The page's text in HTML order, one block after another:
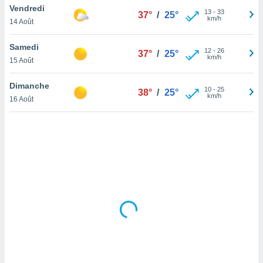
en
de
Vendredi
14 Août
37° / 25° 13- 33
km/h
Samedi
15 Août
37° / 25° 12- 26
km/h
Dimanche
16 Août
38° / 25° 10- 25
km/h